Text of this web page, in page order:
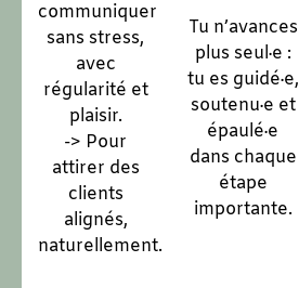
communiquer
sans stress,
avec
régularité et
plaisir.
-> Pour
attirer des
clients
alignés,
naturellement.
Tu n’avances
plus seul·e :
tu es guidé·e,
soutenu·e et
épaulé·e
dans chaque
étape
importante.